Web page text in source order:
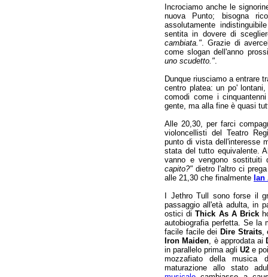
Incrociamo anche le
nuova Punto; bisogna
assolutamente
sentita in dovere di
cambiata.". Grazie di
come slogan dell'anno
uno scudetto.".
Dunque riusciamo a entrare
centro platea: un po'
comodi come i
gente, ma alla fine è quasi
Alle 20,30, per farci
violoncellisti del Teatro
punto di vista dell'interesse
stata del tutto equivalente.
vanno e vengono
capito?" dietro l'altro ci
alle 21,30 che finalmente
I Jethro Tull sono forse il
passaggio all'età adulta, in
ostici diThick As A Brick
autobiografia perfetta. Se la
facile facile dei Dire Straits,
Iron Maiden, è approdata ai
in parallelo prima agli U2 e
mozzafiato della
maturazione allo stato